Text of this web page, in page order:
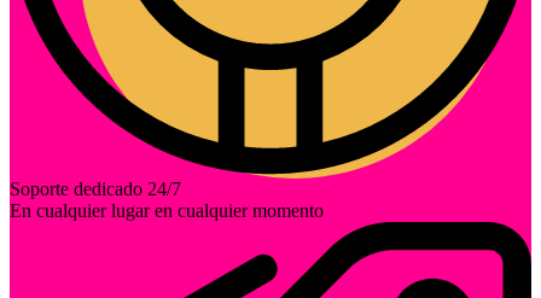
Soporte dedicado 24/7
En cualquier lugar en cualquier momento